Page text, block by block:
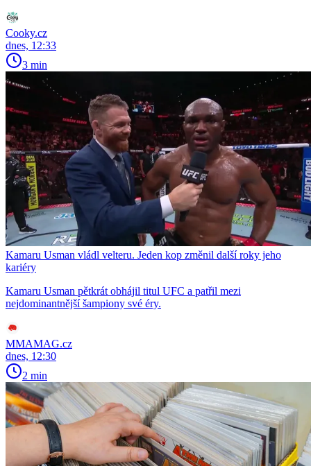
Cooky.cz
dnes, 12:33
3 min
Kamaru Usman vládl velteru. Jeden kop změnil další roky jeho
kariéry
Kamaru Usman pětkrát obhájil titul UFC a patřil mezi
nejdominantnější šampiony své éry.
MMAMAG.cz
dnes, 12:30
2 min